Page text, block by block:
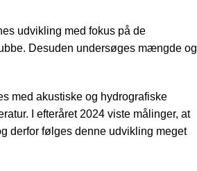
udvikling med fokus på de
Desuden undersøges mængde og
med akustiske og hydrografiske
I efteråret 2024 viste målinger, at
derfor følges denne udvikling meget